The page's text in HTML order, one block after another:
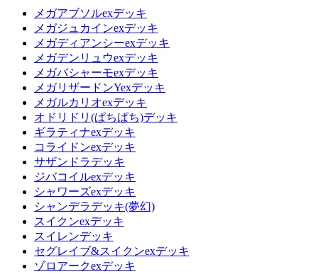
メガアブソルexデッキ
メガジュカインexデッキ
メガディアンシーexデッキ
メガデンリュウexデッキ
メガバシャーモexデッキ
メガリザードンYexデッキ
メガルカリオexデッキ
オドリドリ(ぱちぱち)デッキ
ギラティナexデッキ
コライドンexデッキ
サザンドラデッキ
ジバコイルexデッキ
シャワーズexデッキ
シャンデラデッキ(夢幻)
スイクンexデッキ
スイレンデッキ
セグレイブ&スイクンexデッキ
ゾロアークexデッキ